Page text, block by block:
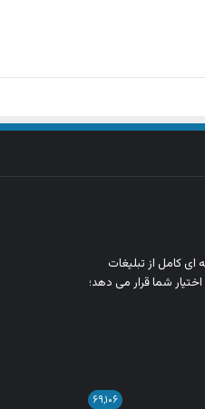
ای کامل از تبلیغات
شما قرار می‌ دهد؛
۶۹,۱۰۶